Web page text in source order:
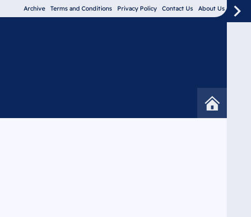
About Us
Contact Us
Privacy Policy
Terms and Conditions
Archive